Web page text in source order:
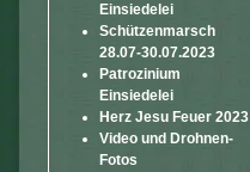
Einsiedelei
Schützenmarsch
28.07-30.07.2023
Patrozinium
Einsiedelei
Herz Jesu Feuer 2023
Video und Drohnen-
Fotos